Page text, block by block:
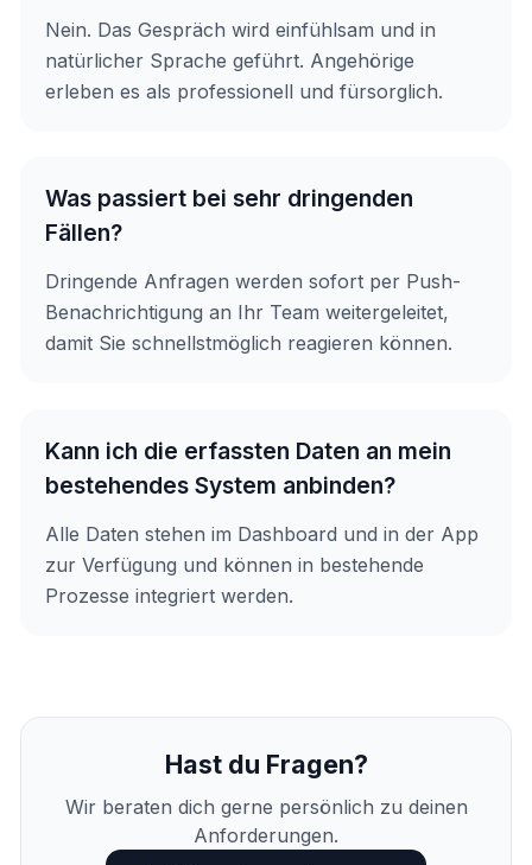
Nein. Das Gespräch wird einfühlsam und in
natürlicher Sprache geführt. Angehörige
erleben es als professionell und fürsorglich.
Was passiert bei sehr dringenden
Fällen?
Dringende Anfragen werden sofort per Push-
Benachrichtigung an Ihr Team weitergeleitet,
damit Sie schnellstmöglich reagieren können.
Kann ich die erfassten Daten an mein
bestehendes System anbinden?
Alle Daten stehen im Dashboard und in der App
zur Verfügung und können in bestehende
Prozesse integriert werden.
Hast du Fragen?
Wir beraten dich gerne persönlich zu deinen
Anforderungen.